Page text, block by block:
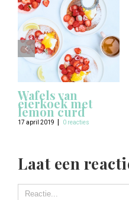
Wafels van
eierkoek met
lemon curd
17 april 2019 0 reacties
Laat een